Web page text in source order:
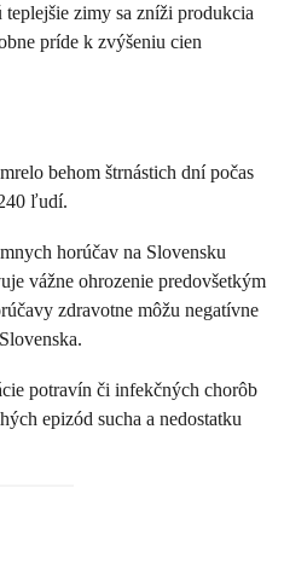
zimy sa zníži produkcia
príde k zvýšeniu cien
behom štrnástich dní počas
ľudí.
horúčav na Slovensku
vážne ohrozenie predovšetkým
zdravotne môžu negatívne
potravín či infekčných chorôb
epizód sucha a nedostatku